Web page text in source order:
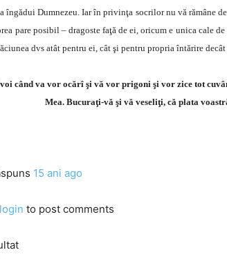
îngădui Dumnezeu. Iar în privinţa socrilor nu vă rămâne
pare posibil – dragoste faţă de ei, oricum e unica cale
dvs atât pentru ei, cât şi pentru propria întărire
când va vor ocărî şi vă vor prigoni şi vor zice tot
Mea. Bucuraţi-vă şi vă veseliţi, că plata
15 ani ago
login to post comments